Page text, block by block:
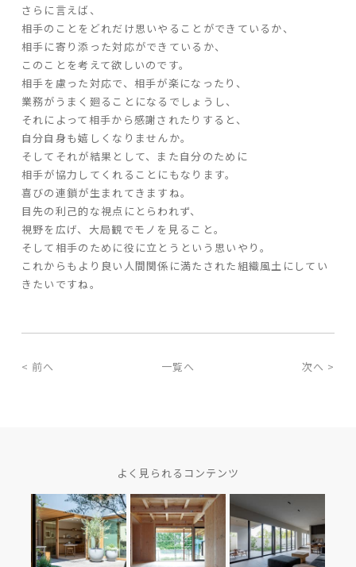
よくあるご質問
企業情報
採用情報
暮らしの器
さらに言えば、
相手のことをどれだけ思いやることができているか、
相手に寄り添った対応ができているか、
このことを考えて欲しいのです。
相手を慮った対応で、相手が楽になったり、
業務がうまく廻ることになるでしょうし、
それによって相手から感謝されたりすると、
自分自身も嬉しくなりませんか。
そしてそれが結果として、また自分のために
相手が協力してくれることにもなります。
喜びの連鎖が生まれてきますね。
目先の利己的な視点にとらわれず、
視野を広げ、大局観でモノを見ること。
そして相手のために役に立とうという思いやり。
これからもより良い人間関係に満たされた組織風土にしてい
きたいですね。
< 前へ 一覧へ 次へ >
よく見られるコンテンツ